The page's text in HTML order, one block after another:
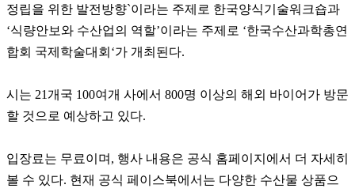
정립을 위한 발전방향`이라는 주제로 한국양식기술워크숍과
‘식량안보와 수산업의 역할’이라는 주제로 ‘한국수산과학총연
합회 국제학술대회‘가 개최된다.
시는 21개국 100여개 사에서 800명 이상의 해외 바이어가 방문
할 것으로 예상하고 있다.
입장료는 무료이며, 행사 내용은 공식 홈페이지에서 더 자세히
볼 수 있다. 현재 공식 페이스북에서는 다양한 수산물 상품으